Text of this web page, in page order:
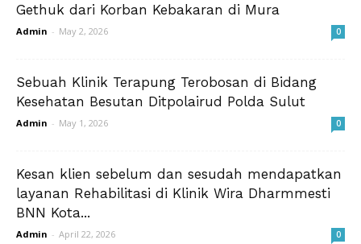
Gethuk dari Korban Kebakaran di Mura
Admin - May 2, 2026 0
Sebuah Klinik Terapung Terobosan di Bidang
Kesehatan Besutan Ditpolairud Polda Sulut
Admin - May 1, 2026 0
Kesan klien sebelum dan sesudah mendapatkan
layanan Rehabilitasi di Klinik Wira Dharmmesti
BNN Kota...
Admin - April 22, 2026 0